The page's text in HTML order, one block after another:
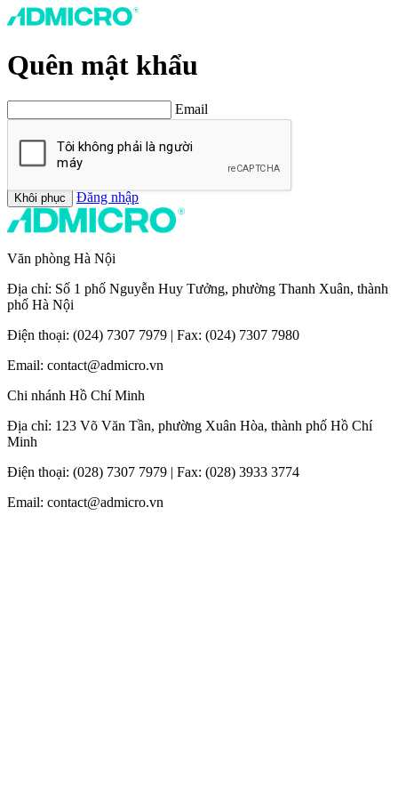
Quên mật khẩu
Email
Khôi phục Đăng nhập
Văn phòng Hà Nội
Địa chỉ: Số 1 phố Nguyễn Huy Tưởng, phường Thanh Xuân, thành
phố Hà Nội
Điện thoại: (024) 7307 7979 | Fax: (024) 7307 7980
Email: contact@admicro.vn
Chi nhánh Hồ Chí Minh
Địa chỉ: 123 Võ Văn Tần, phường Xuân Hòa, thành phố Hồ Chí
Minh
Điện thoại: (028) 7307 7979 | Fax: (028) 3933 3774
Email: contact@admicro.vn